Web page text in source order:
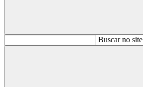
BuscarBuscar no site